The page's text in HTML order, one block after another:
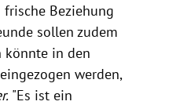
Beziehung
sollen zudem
könnte in den
werden,
"Es ist ein